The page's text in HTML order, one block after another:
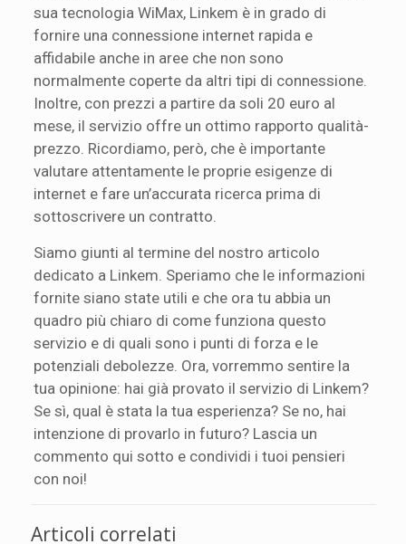
sua tecnologia WiMax, Linkem è in grado di
fornire una connessione internet rapida e
affidabile anche in aree che non sono
normalmente coperte da altri tipi di connessione.
Inoltre, con prezzi a partire da soli 20 euro al
mese, il servizio offre un ottimo rapporto qualità-
prezzo. Ricordiamo, però, che è importante
valutare attentamente le proprie esigenze di
internet e fare un’accurata ricerca prima di
sottoscrivere un contratto.
Siamo giunti al termine del nostro articolo
dedicato a Linkem. Speriamo che le informazioni
fornite siano state utili e che ora tu abbia un
quadro più chiaro di come funziona questo
servizio e di quali sono i punti di forza e le
potenziali debolezze. Ora, vorremmo sentire la
tua opinione: hai già provato il servizio di Linkem?
Se sì, qual è stata la tua esperienza? Se no, hai
intenzione di provarlo in futuro? Lascia un
commento qui sotto e condividi i tuoi pensieri
con noi!
Articoli correlati